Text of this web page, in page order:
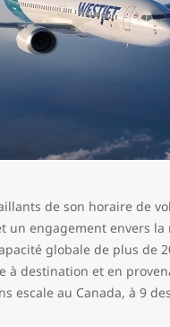
de son horaire de
engagement envers
globale de plus de
destination et en
escale au Canada, à 9